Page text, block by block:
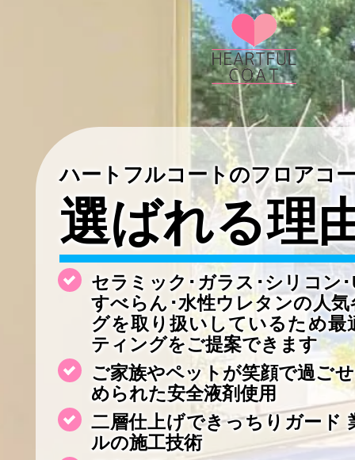
ハートフルコートのフロアコ
選ばれる理
セラミック･ガラス･シリコン
すべらん･水性ウレタンの人
グを取り扱いしているため最
ティングをご提案できます
ご家族やペットが笑顔で過ご
められた安全液剤使用
二層仕上げできっちりガード
ルの施工技術